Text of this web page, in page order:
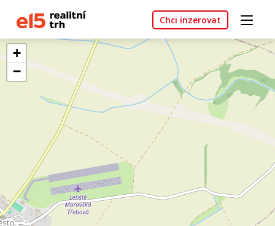
Chci inzerovat
+
−